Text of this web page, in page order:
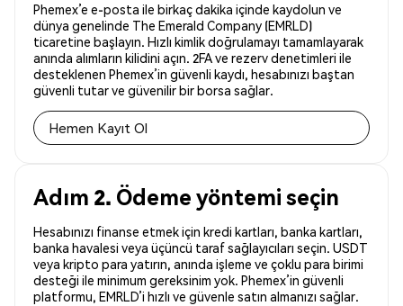
Phemex’e e-posta ile birkaç dakika içinde kaydolun ve
dünya genelinde The Emerald Company (EMRLD)
ticaretine başlayın. Hızlı kimlik doğrulamayı tamamlayarak
anında alımların kilidini açın. 2FA ve rezerv denetimleri ile
desteklenen Phemex’in güvenli kaydı, hesabınızı baştan
güvenli tutar ve güvenilir bir borsa sağlar.
Hemen Kayıt Ol
Adım 2. Ödeme yöntemi seçin
Hesabınızı finanse etmek için kredi kartları, banka kartları,
banka havalesi veya üçüncü taraf sağlayıcıları seçin. USDT
veya kripto para yatırın, anında işleme ve çoklu para birimi
desteği ile minimum gereksinim yok. Phemex’in güvenli
platformu, EMRLD’i hızlı ve güvenle satın almanızı sağlar.